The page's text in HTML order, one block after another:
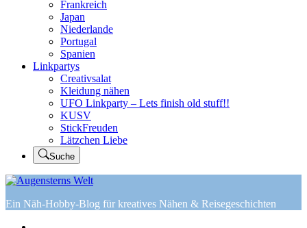
Frankreich
Japan
Niederlande
Portugal
Spanien
Linkpartys
Creativsalat
Kleidung nähen
UFO Linkparty – Lets finish old stuff!!
KUSV
StickFreuden
Lätzchen Liebe
Suche
Ein Näh-Hobby-Blog für kreatives Nähen & Reisegeschichten